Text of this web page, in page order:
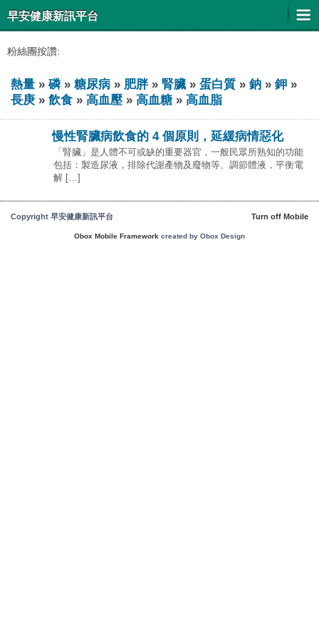
早安健康新訊平台
粉絲團按讚:
熱量 » 磷» 糖尿病 » 肥胖» 腎臟 » 蛋白質 » 鈉 » 鉀 »
長庚 » 飲食 » 高血壓» 高血糖» 高血脂
慢性腎臟病飲食的 4 個原則，延緩病情惡化
「腎臟」是人體不可或缺的重要器官，一般民眾所熟知的功能
包括：製造尿液，排除代謝產物及廢物等、調節體液，平衡電
解 […]
Copyright 早安健康新訊平台 Turn off Mobile
Obox Mobile Framework created by Obox Design